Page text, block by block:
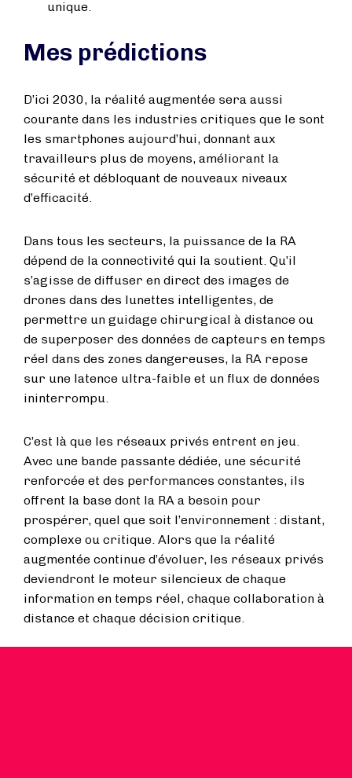
unique.
Mes prédictions
D’ici 2030, la réalité augmentée sera aussi
courante dans les industries critiques que le sont
les smartphones aujourd’hui, donnant aux
travailleurs plus de moyens, améliorant la
sécurité et débloquant de nouveaux niveaux
d’efficacité.
Dans tous les secteurs, la puissance de la RA
dépend de la connectivité qui la soutient. Qu’il
s’agisse de diffuser en direct des images de
drones dans des lunettes intelligentes, de
permettre un guidage chirurgical à distance ou
de superposer des données de capteurs en temps
réel dans des zones dangereuses, la RA repose
sur une latence ultra-faible et un flux de données
ininterrompu.
C’est là que les réseaux privés entrent en jeu.
Avec une bande passante dédiée, une sécurité
renforcée et des performances constantes, ils
offrent la base dont la RA a besoin pour
prospérer, quel que soit l’environnement : distant,
complexe ou critique. Alors que la réalité
augmentée continue d’évoluer, les réseaux privés
deviendront le moteur silencieux de chaque
information en temps réel, chaque collaboration à
distance et chaque décision critique.